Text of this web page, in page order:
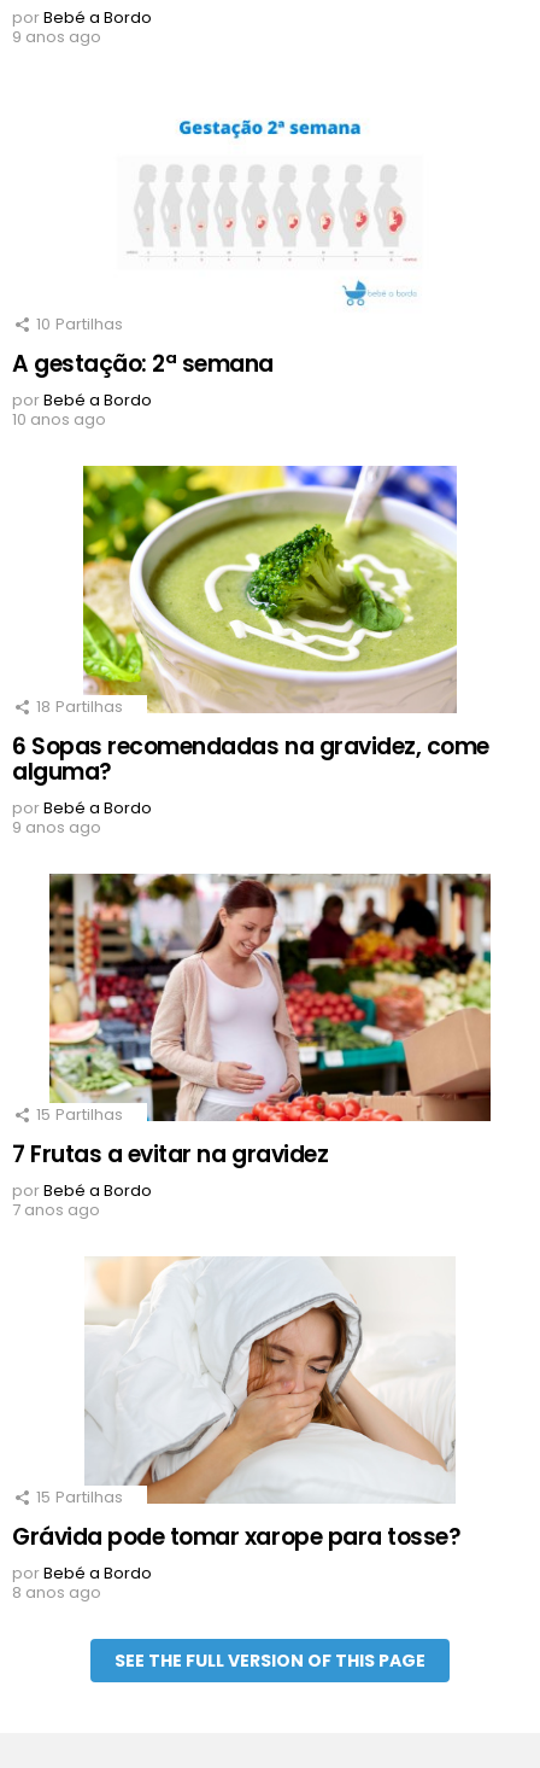
porBebé a Bordo
9 anos ago
10 Partilhas
A gestação: 2ª semana
porBebé a Bordo
10 anos ago
18 Partilhas
6 Sopas recomendadas na gravidez, come
alguma?
porBebé a Bordo
9 anos ago
15 Partilhas
7 Frutas a evitar na gravidez
porBebé a Bordo
7 anos ago
15 Partilhas
Grávida pode tomar xarope para tosse?
porBebé a Bordo
8 anos ago
SEE THE FULL VERSION OF THIS PAGE